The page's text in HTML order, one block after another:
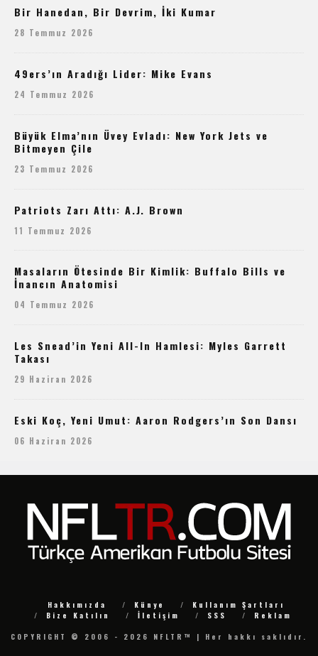
Bir Hanedan, Bir Devrim, İki Kumar
28 Temmuz 2026
49ers’ın Aradığı Lider: Mike Evans
24 Temmuz 2026
Büyük Elma’nın Üvey Evladı: New York Jets ve
Bitmeyen Çile
23 Temmuz 2026
Patriots Zarı Attı: A.J. Brown
11 Temmuz 2026
Masaların Ötesinde Bir Kimlik: Buffalo Bills ve
İnancın Anatomisi
04 Temmuz 2026
Les Snead’in Yeni All-In Hamlesi: Myles Garrett
Takası
29 Haziran 2026
Eski Koç, Yeni Umut: Aaron Rodgers’ın Son Dansı
06 Haziran 2026
Hakkımızda Künye
Kullanım Şartları
Bize Katılın
İletişim SSS
Reklam
COPYRIGHT © 2006 - 2026 NFLTR™ | Her hakkı saklıdır.